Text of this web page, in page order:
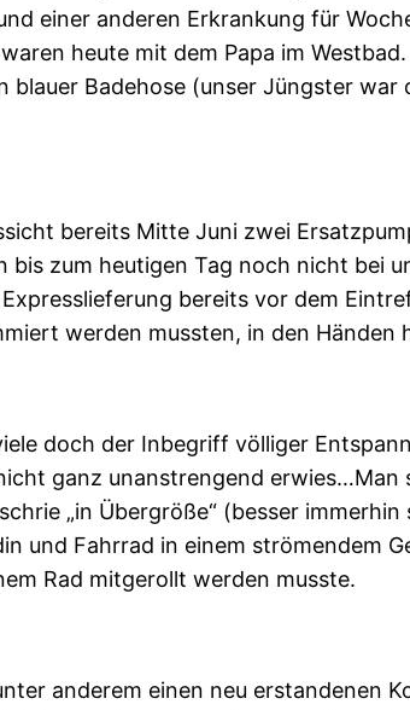
einer anderen Erkrankung für
heute mit dem Papa im
Badehose (unser Jüngster war
bereits Mitte Juni zwei
zum heutigen Tag noch nicht bei
bereits vor dem
werden mussten, in den Händen
doch der Inbegriff völliger
ganz unanstrengend erwies…Man
„in Übergröße“ (besser
und Fahrrad in einem strömendem
Rad mitgerollt werden musste.
anderem einen neu erstandenen